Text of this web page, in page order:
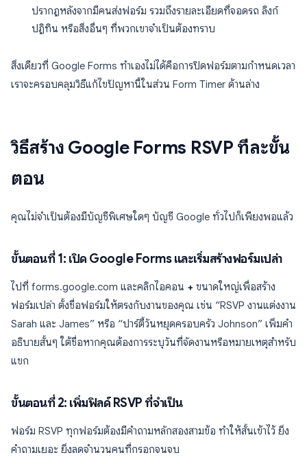
ปรากฏหลังจากมีคนส่งฟอร์ม รวมถึงรายละเอียดที่จอดรถ ลิงก์
ปฏิทิน หรือสิ่งอื่นๆ ที่พวกเขาจำเป็นต้องทราบ
สิ่งเดียวที่ Google Forms ทำเองไม่ได้คือการปิดฟอร์มตามกำหนดเวลา
เราจะครอบคลุมวิธีแก้ไขปัญหานี้ในส่วน Form Timer ด้านล่าง
วิธีสร้าง Google Forms RSVP ทีละขั้น
ตอน
คุณไม่จำเป็นต้องมีบัญชีพิเศษใดๆ บัญชี Google ทั่วไปก็เพียงพอแล้ว
ขั้นตอนที่ 1: เปิด Google Forms และเริ่มสร้างฟอร์มเปล่า
ไปที่ forms.google.com และคลิกไอคอน + ขนาดใหญ่เพื่อสร้าง
ฟอร์มเปล่า ตั้งชื่อฟอร์มให้ตรงกับงานของคุณ เช่น “RSVP งานแต่งงาน
Sarah และ James” หรือ “ปาร์ตี้วันหยุดครอบครัว Johnson” เพิ่มคำ
อธิบายสั้นๆ ใต้ชื่อหากคุณต้องการระบุวันที่จัดงานหรือหมายเหตุสำหรับ
แขก
ขั้นตอนที่ 2: เพิ่มฟิลด์ RSVP ที่จำเป็น
ฟอร์ม RSVP ทุกฟอร์มต้องมีคำถามหลักสองสามข้อ ทำให้สั้นเข้าไว้ ยิ่ง
คำถามเยอะ ยิ่งลดจำนวนคนที่กรอกจนจบ